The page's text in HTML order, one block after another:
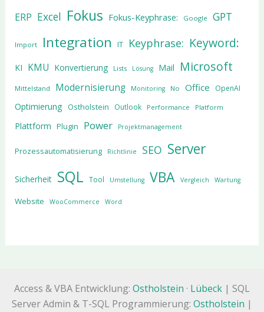
ERP Excel Fokus Fokus-Keyphrase: Google GPT
Import Integration IT Keyphrase: Keyword:
KI KMU Konvertierung Lists Lösung Mail Microsoft
Mittelstand Modernisierung Monitoring No Office OpenAI
Optimierung Ostholstein Outlook Performance Platform
Plattform Plugin Power Projektmanagement
Prozessautomatisierung Richtlinie SEO Server
Sicherheit SQL Tool Umstellung VBA Vergleich Wartung
Website WooCommerce Word
Access & VBA Entwicklung: Ostholstein · Lübeck | SQL
Server Admin & T-SQL Programmierung: Ostholstein |